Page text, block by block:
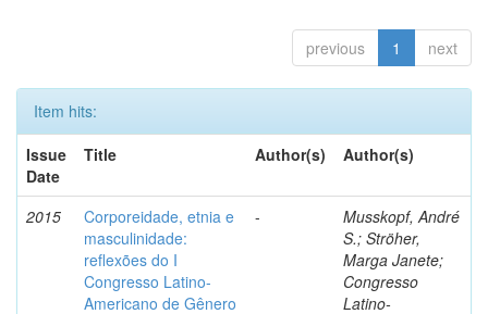
previous 1 next
Item hits:
Issue
Date
Title Author(s) Author(s)
2015
Corporeidade, etnia e
masculinidade:
reflexões do I
Congresso Latino-
Americano de Gênero
-
Musskopf, André
S.; Ströher,
Marga Janete;
Congresso
Latino-